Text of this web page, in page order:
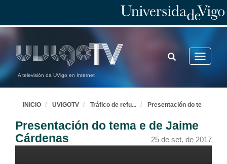
A televisión da UVigo en Internet
Toggle
TOGGLE
SEARCH
INICIO UVIGOTV Tráfico de refu... Presentación do te
Presentación do tema e de Jaime
Cárdenas
25 de set. de 2017